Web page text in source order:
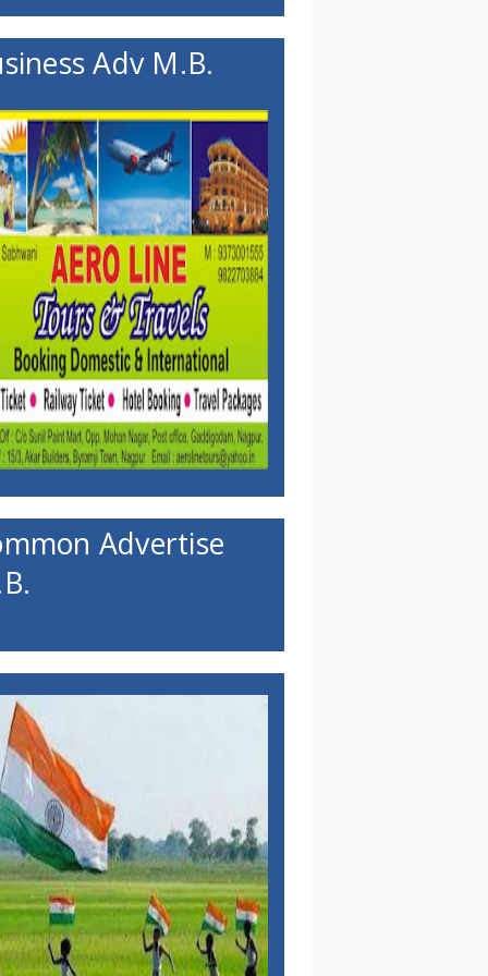
Adv M.B.
Advertise